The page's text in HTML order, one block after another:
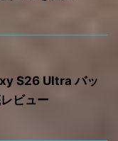
S26 Ultra バッ
ビュー